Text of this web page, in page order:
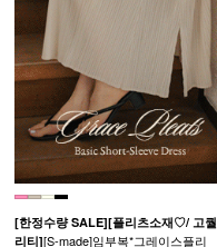
50
[한정수량 SALE][플리츠소재♡/ 고퀄
리티][S-made]임부복*그레이스플리